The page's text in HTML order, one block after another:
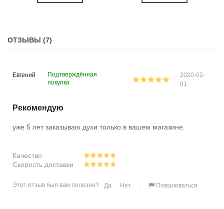
ОТЗЫВЫ (7)
Евгений
Подтверждённая
покупка
2020-02-
01
Рекомендую
уже 5 лет заказываю духи только в вашем магазине.
Качество
Скорость доставки
Этот отзыв был вам полезен? Да Нет Пожаловаться